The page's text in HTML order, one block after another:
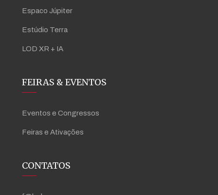
Espaco Júpiter
Estúdio Terra
LOD XR + IA
FEIRAS & EVENTOS
Eventos e Congressos
Feiras e Ativações
CONTATOS